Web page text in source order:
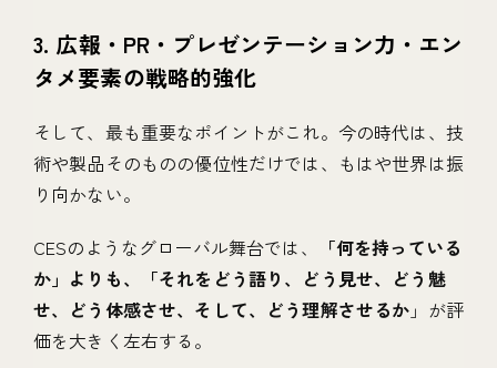
3. 広報・PR・プレゼンテーション力・エン
タメ要素の戦略的強化
そして、最も重要なポイントがこれ。今の時代は、技
術や製品そのものの優位性だけでは、もはや世界は振
り向かない。
CESのようなグローバル舞台では、
「何を持っている
か」よりも、「それをどう語り、どう見せ、どう魅
せ、どう体感させ、そして、どう理解させるか 」が評
価を大きく左右する。